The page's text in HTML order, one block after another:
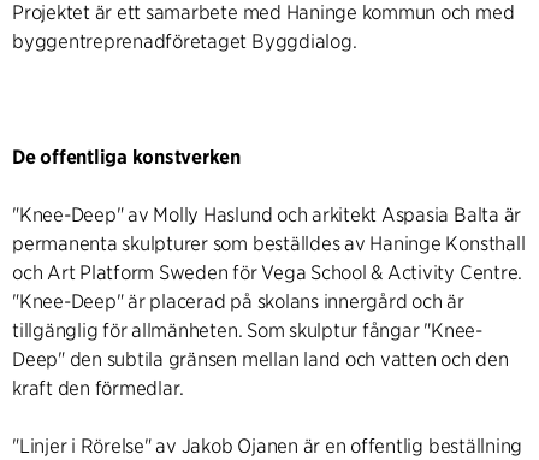
Projektet är ett samarbete med Haninge kommun och med
byggentreprenadföretaget Byggdialog.
De offentliga konstverken
"Knee-Deep" av Molly Haslund och arkitekt Aspasia Balta är
permanenta skulpturer som beställdes av Haninge Konsthall
och Art Platform Sweden för Vega School & Activity Centre.
"Knee-Deep" är placerad på skolans innergård och är
tillgänglig för allmänheten. Som skulptur fångar "Knee-
Deep" den subtila gränsen mellan land och vatten och den
kraft den förmedlar.
"Linjer i Rörelse" av Jakob Ojanen är en offentlig beställning